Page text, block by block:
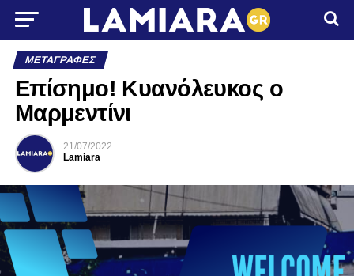
ΜΕΤΑΓΡΑΦΈΣ
Επίσημο! Κυανόλευκος ο
Μαρμεντίνι
21/07/2022
Lamiara